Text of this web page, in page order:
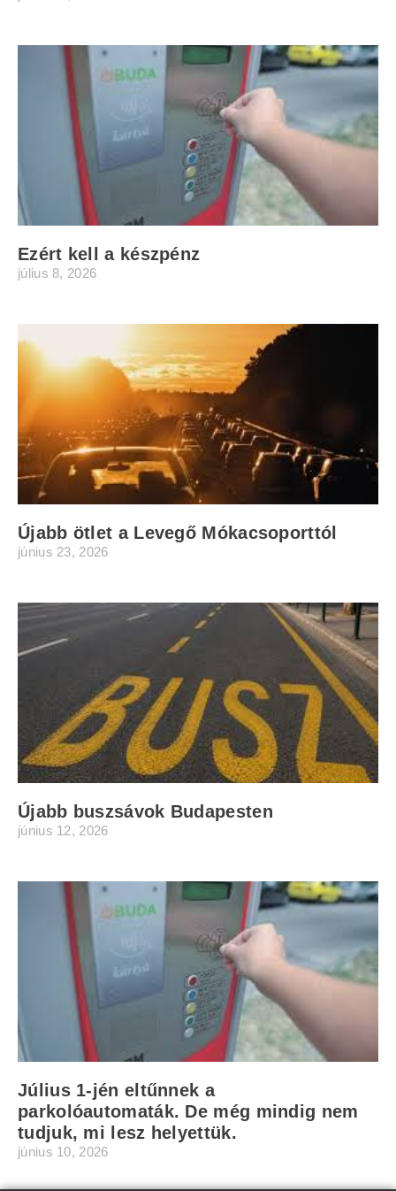
Ezért kell a készpénz
július 8, 2026
Újabb ötlet a Levegő Mókacsoporttól
június 23, 2026
Újabb buszsávok Budapesten
június 12, 2026
Július 1-jén eltűnnek a
parkolóautomaták. De még mindig nem
tudjuk, mi lesz helyettük.
június 10, 2026